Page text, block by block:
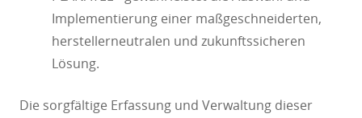
Implementierung einer maßgeschneiderten,
herstellerneutralen und zukunftssicheren
Lösung.
Die sorgfältige Erfassung und Verwaltung dieser